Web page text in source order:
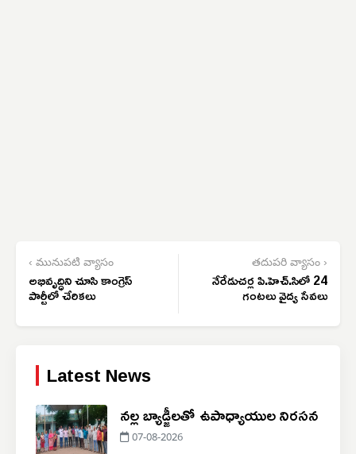
‹ మునుపటి వ్యాసం
అభివృద్ధిని చూసి కాంగ్రెస్
పార్టీలో చేరికలు
తదుపరి వ్యాసం ›
నేరేడుచర్ల పి.హెచ్.సిలో 24
గంటలు వైద్య సేవలు
Latest News
నల్ల బ్యాడ్జీలతో ఉపాధ్యాయుల నిరసన
07-08-2026